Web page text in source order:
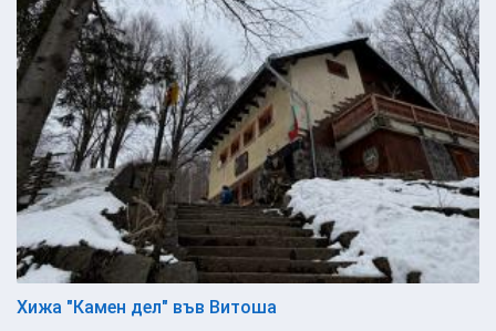
Хижа "Камен дел" във Витоша